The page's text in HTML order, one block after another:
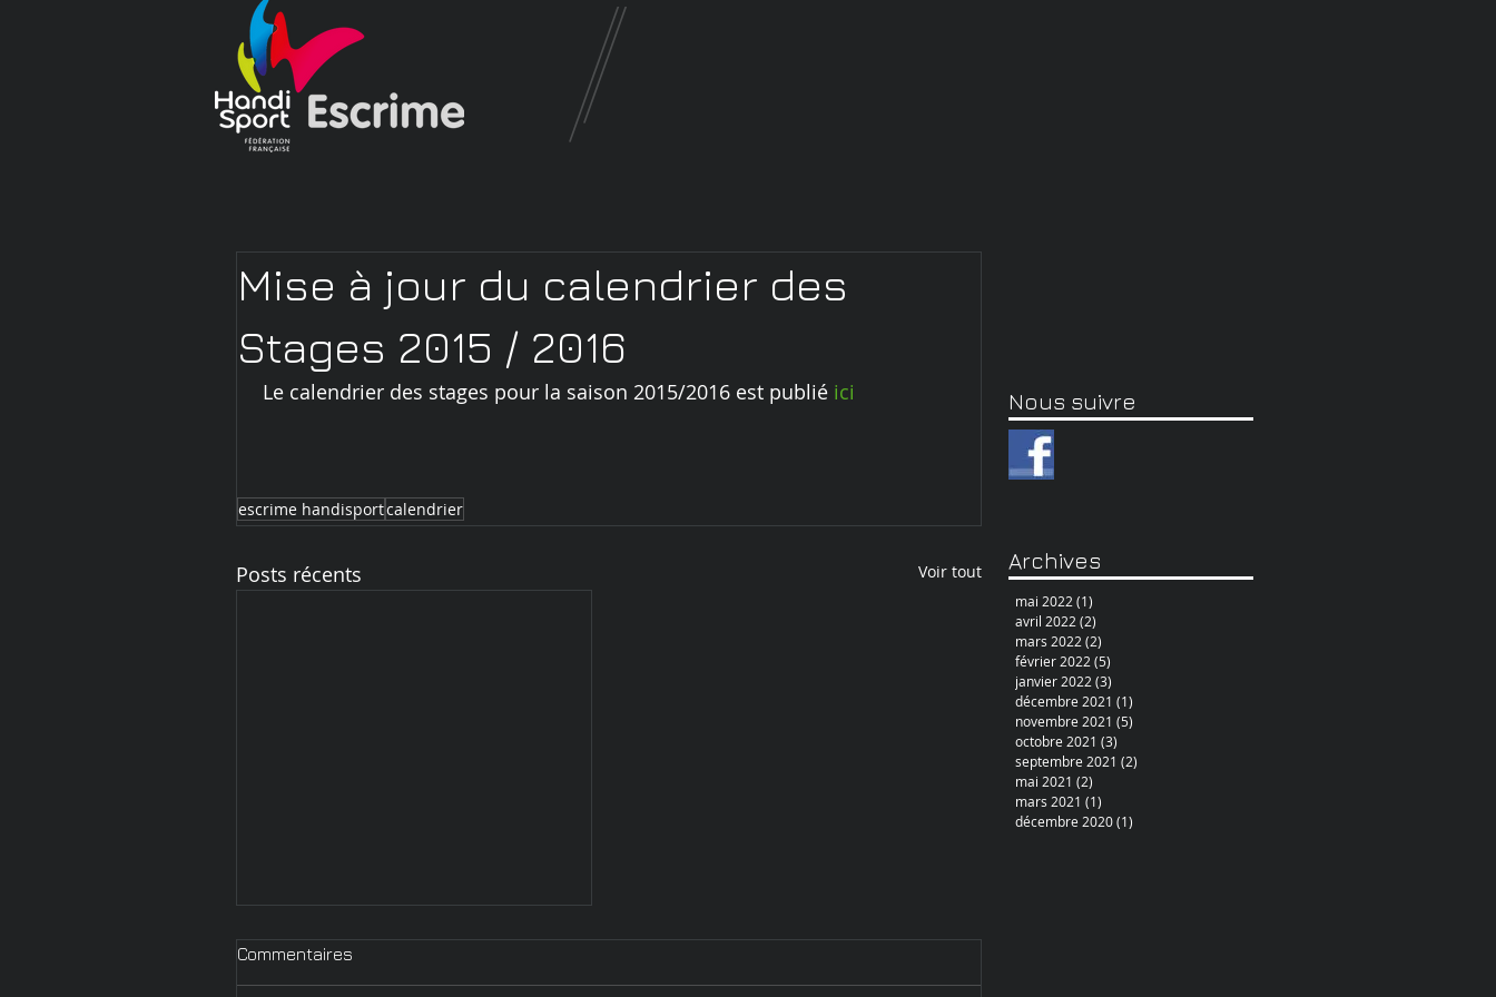
Mise à jour du calendrier des
Stages 2015 / 2016
Le calendrier des stages pour la saison 2015/2016 est publié ici
escrime handisportcalendrier
Posts récents Voir tout
Commentaires
Nous suivre
Archives
mai 2022 (1)
avril 2022 (2)
mars 2022 (2)
février 2022 (5)
janvier 2022 (3)
décembre 2021 (1)
novembre 2021 (5)
octobre 2021 (3)
septembre 2021 (2)
mai 2021 (2)
mars 2021 (1)
décembre 2020(1)